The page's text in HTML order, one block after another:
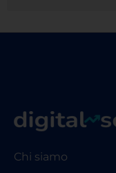
Chi siamo